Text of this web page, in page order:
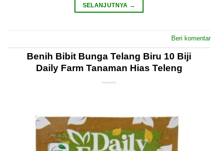
SELANJUTNYA →
Beri komentar
Benih Bibit Bunga Telang Biru 10 Biji
Daily Farm Tanaman Hias Teleng